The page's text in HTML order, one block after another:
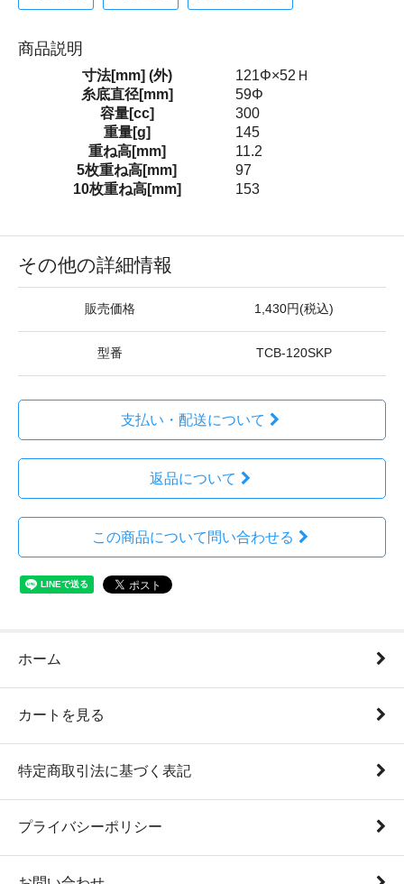
商品説明
寸法[mm] (外)
121Φ×52Ｈ
糸底直径[mm]
59Φ
容量[cc]
300
重量[g]
145
重ね高[mm]
11.2
5枚重ね高[mm]
97
10枚重ね高[mm]
153
その他の詳細情報
販売価格 1,430円(税込)
型番 TCB-120SKP
支払い・配送について
返品について
この商品について問い合わせる
ホーム
カートを見る
特定商取引法に基づく表記
プライバシーポリシー